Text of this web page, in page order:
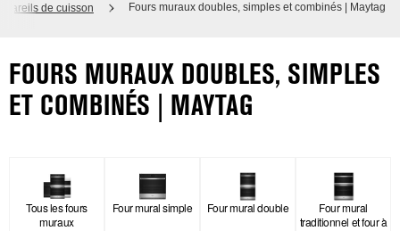
de cuisson Fours muraux doubles, simples et combinés | Maytag
FOURS MURAUX DOUBLES, SIMPLES
ET COMBINÉS | MAYTAG
Tous les fours
muraux
Four mural simple Four mural double
Four mural
traditionnel et four à